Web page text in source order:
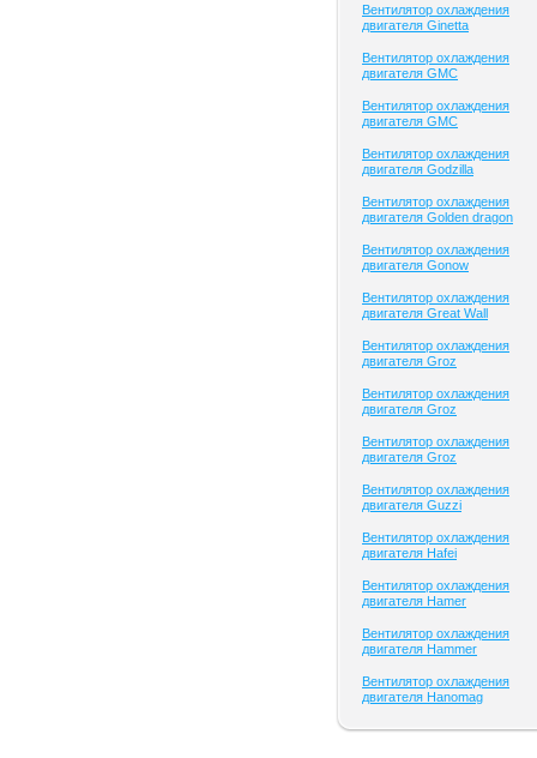
Вентилятор охлаждения
двигателя Ginetta
Вентилятор охлаждения
двигателя GMC
Вентилятор охлаждения
двигателя GMC
Вентилятор охлаждения
двигателя Godzilla
Вентилятор охлаждения
двигателя Golden dragon
Вентилятор охлаждения
двигателя Gonow
Вентилятор охлаждения
двигателя Great Wall
Вентилятор охлаждения
двигателя Groz
Вентилятор охлаждения
двигателя Groz
Вентилятор охлаждения
двигателя Groz
Вентилятор охлаждения
двигателя Guzzi
Вентилятор охлаждения
двигателя Hafei
Вентилятор охлаждения
двигателя Hamer
Вентилятор охлаждения
двигателя Hammer
Вентилятор охлаждения
двигателя Hanomag